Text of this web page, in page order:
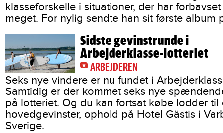
klasseforskelle i situationer, der har
meget. For nylig sendte han sit første album
Sidste gevinstrunde i
Arbejderklasse-lotteriet
ARBEJDEREN
Seks nye vindere er nu fundet i
Samtidig er der kommet seks nye
på lotteriet. Og du kan fortsat købe lodder til
hovedgevinster, ophold på Hotel Gästis i
Sverige.